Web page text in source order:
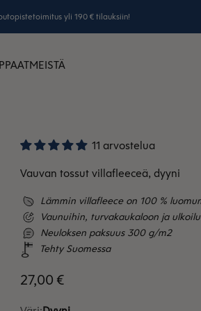
yli 190 € tilauksiin!
MEISTÄ
11 arvostelua
Vauvan tossut villafleeceä, dyyni
Lämmin villafleece on 100 %
Vaunuihin, turvakaukaloon ja
Neuloksen paksuus 300 g/m2
Tehty Suomessa
Alennushinta
27,00 €